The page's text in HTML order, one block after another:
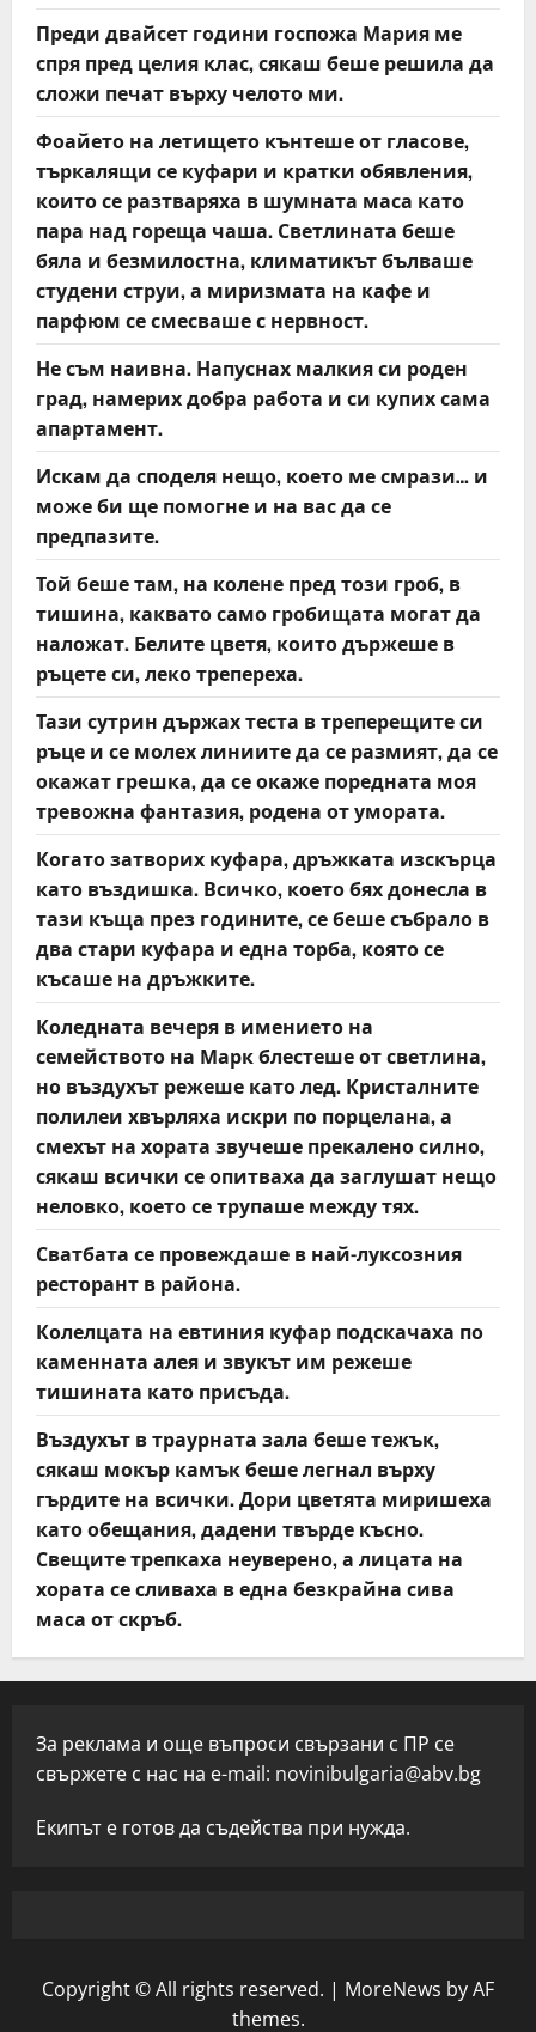
Преди двайсет години госпожа Мария ме
спря пред целия клас, сякаш беше решила да
сложи печат върху челото ми.
Фоайето на летището кънтеше от гласове,
търкалящи се куфари и кратки обявления,
които се разтваряха в шумната маса като
пара над гореща чаша. Светлината беше
бяла и безмилостна, климатикът бълваше
студени струи, а миризмата на кафе и
парфюм се смесваше с нервност.
Не съм наивна. Напуснах малкия си роден
град, намерих добра работа и си купих сама
апартамент.
Искам да споделя нещо, което ме смрази… и
може би ще помогне и на вас да се
предпазите.
Той беше там, на колене пред този гроб, в
тишина, каквато само гробищата могат да
наложат. Белите цветя, които държеше в
ръцете си, леко трепереха.
Тази сутрин държах теста в треперещите си
ръце и се молех линиите да се размият, да се
окажат грешка, да се окаже поредната моя
тревожна фантазия, родена от умората.
Когато затворих куфара, дръжката изскърца
като въздишка. Всичко, което бях донесла в
тази къща през годините, се беше събрало в
два стари куфара и една торба, която се
късаше на дръжките.
Коледната вечеря в имението на
семейството на Марк блестеше от светлина,
но въздухът режеше като лед. Кристалните
полилеи хвърляха искри по порцелана, а
смехът на хората звучеше прекалено силно,
сякаш всички се опитваха да заглушат нещо
неловко, което се трупаше между тях.
Сватбата се провеждаше в най-луксозния
ресторант в района.
Колелцата на евтиния куфар подскачаха по
каменната алея и звукът им режеше
тишината като присъда.
Въздухът в траурната зала беше тежък,
сякаш мокър камък беше легнал върху
гърдите на всички. Дори цветята миришеха
като обещания, дадени твърде късно.
Свещите трепкаха неуверено, а лицата на
хората се сливаха в една безкрайна сива
маса от скръб.
За реклама и още въпроси свързани с ПР се
свържете с нас на e-mail: novinibulgaria@abv.bg
Екипът е готов да съдейства при нужда.
Copyright © All rights reserved. | MoreNews by AF
themes.